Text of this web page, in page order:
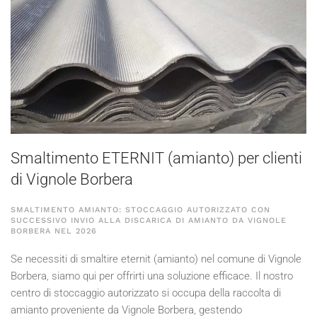
Smaltimento ETERNIT (amianto) per clienti
di Vignole Borbera
SMALTIMENTO AMIANTO: STOCCAGGIO AUTORIZZATO CON
SUCCESSIVO INVIO ALLA DISCARICA DI AMIANTO DA VIGNOLE
BORBERA NEL 2026
Se necessiti di smaltire eternit (amianto) nel comune di Vignole
Borbera, siamo qui per offrirti una soluzione efficace. Il nostro
centro di stoccaggio autorizzato si occupa della raccolta di
amianto proveniente da Vignole Borbera, gestendo